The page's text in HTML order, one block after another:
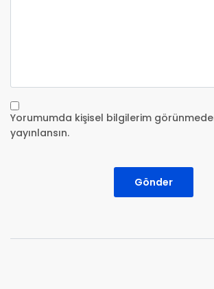
Yorumumda kişisel bilgilerim
yayınlansın.
Gönder